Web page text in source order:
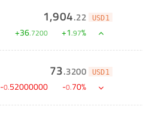
1,904.22 USD1
+36.7200 +1.97%
73.3200 USD1
-0.52000000 -0.70%